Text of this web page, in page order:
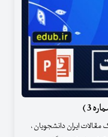
3 )
مقالات ایران دانشجویان ،